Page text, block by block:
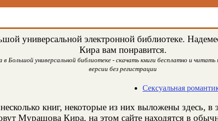
универсальной электронной библиотеке.
Кира вам понравится.
универсальной библиотеке - скачать книги бесплатно и читать
версии без регистрации
Сексуальная
книг, некоторые из них выложены здесь, в
Мурашова Кира, на этом сайте находятся в